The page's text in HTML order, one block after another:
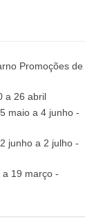
Promoções de
a 26 abril
maio a 4 junho -
junho a 2 julho -
a 19 março -